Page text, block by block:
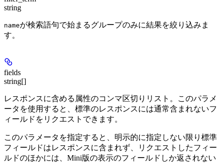
string
nameが検索語句で始まるグループのみに結果を絞り込みま
す。
fields
string[]
レスポンスに含める属性のコンマ区切りリスト。このパラメ
ータを使用すると、標準のレスポンスには通常含まれないフ
ィールドをリクエストできます。
このパラメータを指定すると、明示的に指定しない限り標準
フィールドはレスポンスに含まれず、リクエストしたフィー
ルドのほかには、Mini版の表示のフィールドしか返されない